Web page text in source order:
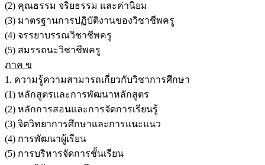
(2) คุณธรรม จริยธรรม และค่านิยม
(3) มาตรฐานการปฏิบัติงานของวิชาชีพครู
(4) จรรยาบรรณวิชาชีพครู
(5) สมรรถนะวิชาชีพครู
ภาค ข
1. ความรู้ความสามารถเกี่ยวกับวิชาการศึกษา
(1) หลักสูตรและการพัฒนาหลักสูตร
(2) หลักการสอนและการจัดการเรียนรู้
(3) จิตวิทยาการศึกษาและการแนะแนว
(4) การพัฒนาผู้เรียน
(5) การบริหารจัดการชั้นเรียน